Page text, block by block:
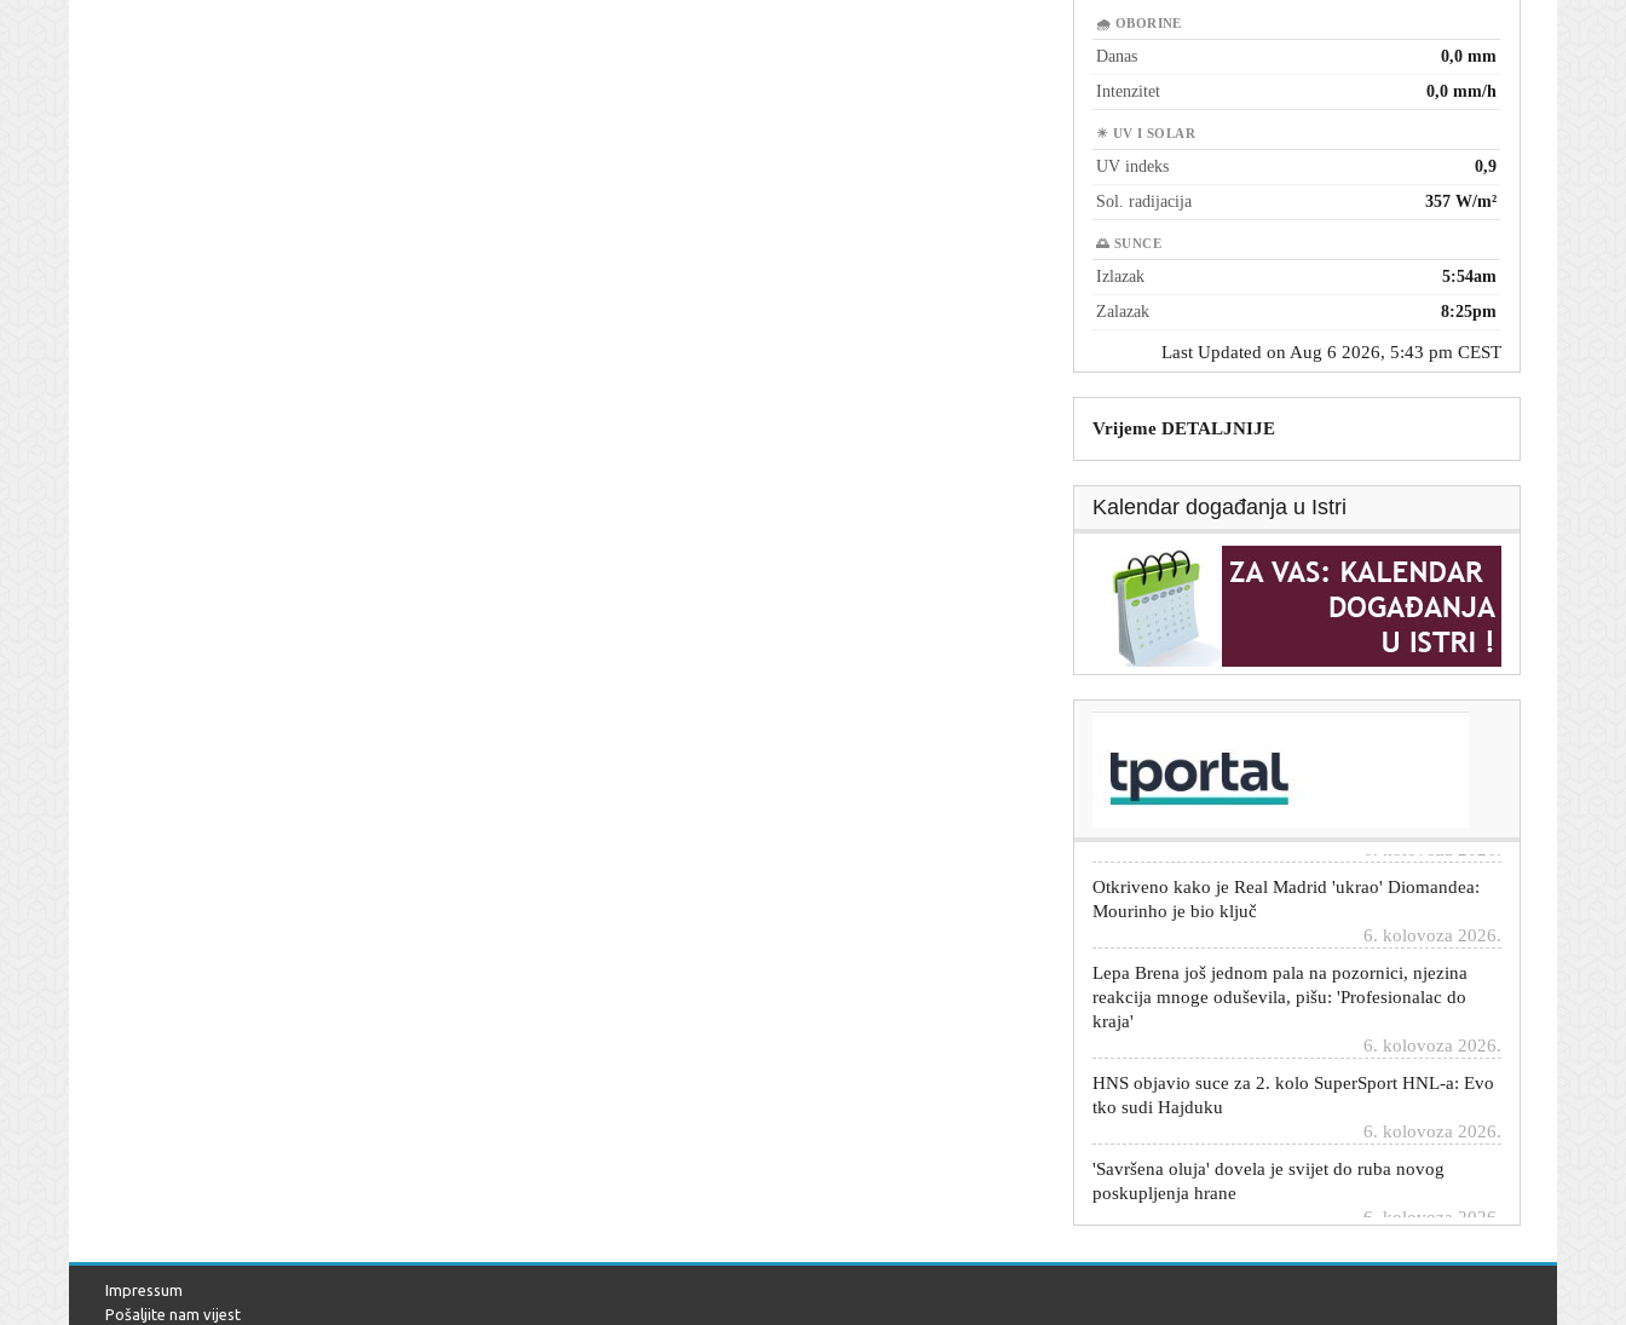
🌧 OBORINE
Danas
0,0 mm
Intenzitet
0,0 mm/h
☀ UV I SOLAR
UV indeks
0,9
Sol. radijacija
357 W/m²
🌅 SUNCE
Izlazak
5:54am
Zalazak
8:25pm
Last Updated on Aug 6 2026, 5:43 pm CEST
Vrijeme DETALJNIJE
Kalendar događanja u Istri
Hrvatska se prži na 40 stupnjeva: Izdržite još malo,
stiže promjena
Otkriveno kako je Real Madrid 'ukrao' Diomandea:
Lepa Brena još jednom pala na pozornici, njezina
reakcija mnoge oduševila, pišu: 'Profesionalac do
kraja'
HNS objavio suce za 2. kolo SuperSport HNL-a: Evo
6. kolovoza 2026.
'Savršena oluja' dovela je svijet do ruba novog
poskupljenja hrane
6. kolovoza 2026.
Vatreni iznenada napustio pripreme te avionom iz
6. kolovoza 2026.
Impressum
Pošaljite nam vijest